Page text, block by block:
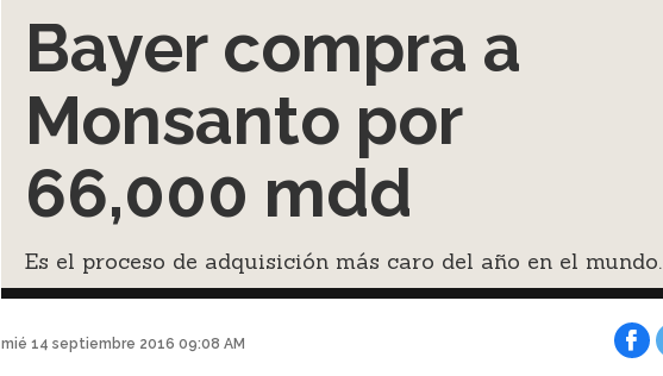
Bayer compra a
Monsanto por
66,000 mdd
Es el proceso de adquisición más caro del año en el mundo.
mié 14 septiembre 2016 09:08 AM